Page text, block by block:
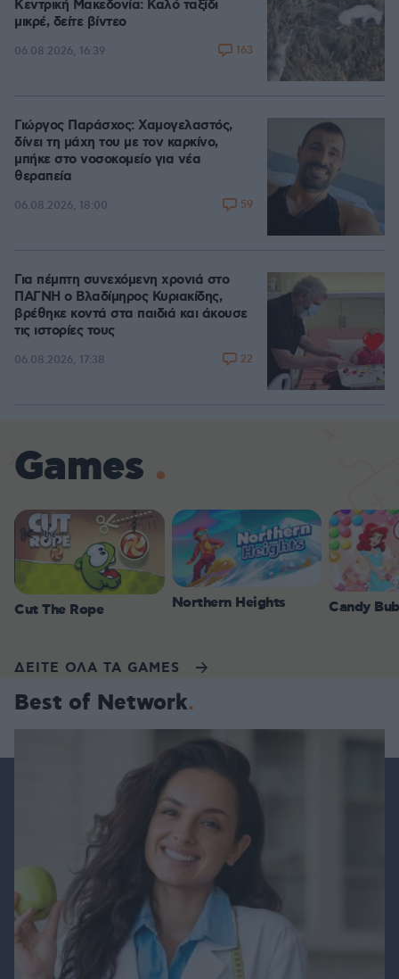
Κεντρική Μακεδονία: Καλό ταξίδι
μικρέ, δείτε βίντεο
06.08.2026, 16:39 163
Γιώργος Παράσχος: Χαμογελαστός,
δίνει τη μάχη του με τον καρκίνο,
μπήκε στο νοσοκομείο για νέα
θεραπεία
06.08.2026, 18:00 59
Για πέμπτη συνεχόμενη χρονιά στο
ΠΑΓΝΗ ο Βλαδίμηρος Κυριακίδης,
βρέθηκε κοντά στα παιδιά και άκουσε
τις ιστορίες τους
06.08.2026, 17:38 22
Games
Cut The Rope Northern Heights Candy
ΔΕΙΤΕ ΟΛΑ ΤΑ GAMES
Best of Network